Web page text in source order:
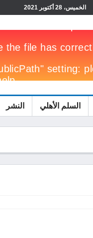
الخميس، 28 أكتوبر 2021
السلم الأهلي النشر